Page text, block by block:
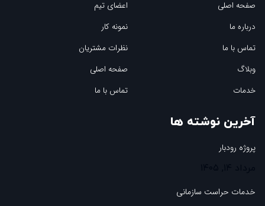
صفحه اصلی
درباره ما
تماس با ما
وبلاگ
خدمات
اعضای تیم
نمونه کار
نظرات مشتریان
صفحه اصلی
تماس با ما
آخرین نوشته ها
پروژه رودبار
خدمات حراست سازمانی